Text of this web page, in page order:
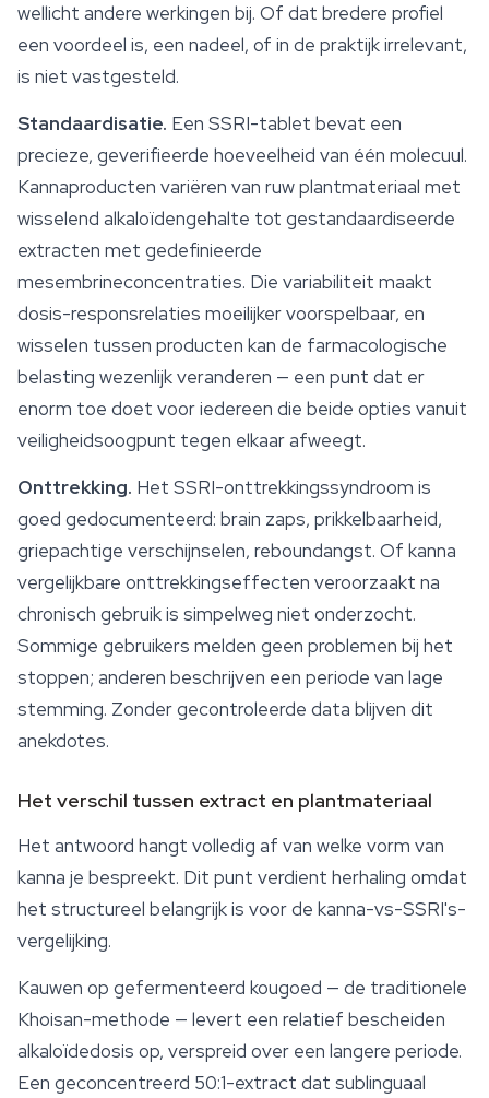
wellicht andere werkingen bij. Of dat bredere profiel
een voordeel is, een nadeel, of in de praktijk irrelevant,
is niet vastgesteld.
Standaardisatie. Een SSRI-tablet bevat een
precieze, geverifieerde hoeveelheid van één molecuul.
Kannaproducten variëren van ruw plantmateriaal met
wisselend alkaloïdengehalte tot gestandaardiseerde
extracten met gedefinieerde
mesembrineconcentraties. Die variabiliteit maakt
dosis-responsrelaties moeilijker voorspelbaar, en
wisselen tussen producten kan de farmacologische
belasting wezenlijk veranderen — een punt dat er
enorm toe doet voor iedereen die beide opties vanuit
veiligheidsoogpunt tegen elkaar afweegt.
Onttrekking. Het SSRI-onttrekkingssyndroom is
goed gedocumenteerd: brain zaps, prikkelbaarheid,
griepachtige verschijnselen, reboundangst. Of kanna
vergelijkbare onttrekkingseffecten veroorzaakt na
chronisch gebruik is simpelweg niet onderzocht.
Sommige gebruikers melden geen problemen bij het
stoppen; anderen beschrijven een periode van lage
stemming. Zonder gecontroleerde data blijven dit
anekdotes.
Het verschil tussen extract en plantmateriaal
Het antwoord hangt volledig af van welke vorm van
kanna je bespreekt. Dit punt verdient herhaling omdat
het structureel belangrijk is voor de kanna-vs-SSRI's-
vergelijking.
Kauwen op gefermenteerd kougoed — de traditionele
Khoisan-methode — levert een relatief bescheiden
alkaloïdedosis op, verspreid over een langere periode.
Een geconcentreerd 50:1-extract dat sublinguaal